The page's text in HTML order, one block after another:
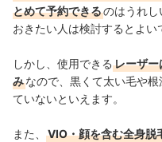
とめて予約できるのはうれし
おきたい人は検討するとよい
しかし、使用できる レーザー
みなので、黒くて太い毛や
ていないといえます。
また、 VIO・顔を含む全身